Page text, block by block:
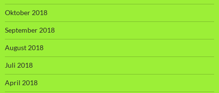
Oktober 2018
September 2018
August 2018
Juli 2018
April 2018